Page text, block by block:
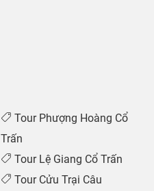
Tour Phượng Hoàng Cổ
Trấn
Tour Lệ Giang Cổ Trấn
Tour Cửu Trại Câu